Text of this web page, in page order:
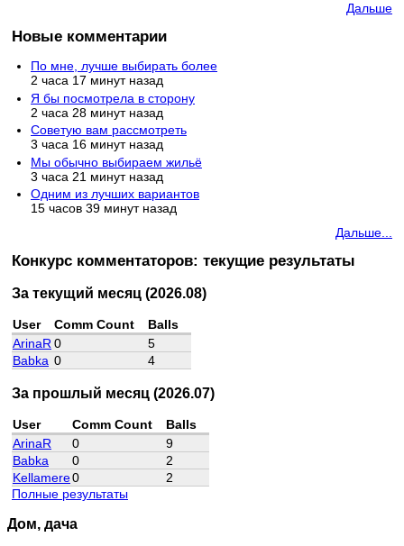
Дальше
Новые комментарии
По мне, лучше выбирать более
2 часа 17 минут назад
Я бы посмотрела в сторону
2 часа 28 минут назад
Советую вам рассмотреть
3 часа 16 минут назад
Мы обычно выбираем жильё
3 часа 21 минут назад
Одним из лучших вариантов
15 часов 39 минут назад
Дальше...
Конкурс комментаторов: текущие результаты
За текущий месяц (2026.08)
User Comm Count
Balls
ArinaR0
5
Babka 0 4
За прошлый месяц (2026.07)
User Comm Count
Balls
ArinaR
0
9
Babka
0
2
Kellamere0
2
Полные результаты
Дом, дача